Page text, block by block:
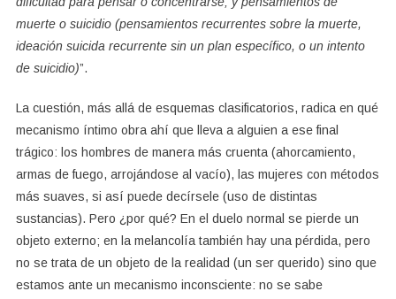
muerte o suicidio (pensamientos recurrentes sobre la muerte,
ideación suicida recurrente sin un plan específico, o un intento
de suicidio)”.
La cuestión, más allá de esquemas clasificatorios, radica en qué
mecanismo íntimo obra ahí que lleva a alguien a ese final
trágico: los hombres de manera más cruenta (ahorcamiento,
armas de fuego, arrojándose al vacío), las mujeres con métodos
más suaves, si así puede decírsele (uso de distintas
sustancias). Pero ¿por qué? En el duelo normal se pierde un
objeto externo; en la melancolía también hay una pérdida, pero
no se trata de un objeto de la realidad (un ser querido) sino que
estamos ante un mecanismo inconsciente: no se sabe